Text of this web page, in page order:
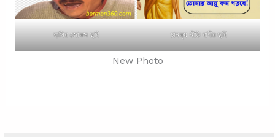
হাসির জোকস ছবি চানক্য নীতি বাণীর ছবি
New Photo